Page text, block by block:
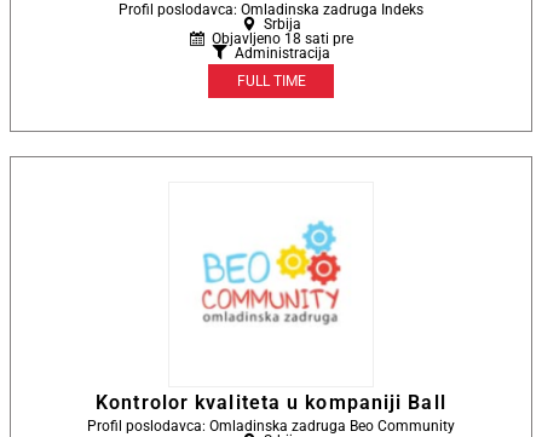
Profil poslodavca: Omladinska zadruga Indeks
Srbija
Objavljeno 18 sati pre
Administracija
FULL TIME
Kontrolor kvaliteta u kompaniji Ball
Profil poslodavca: Omladinska zadruga Beo Community